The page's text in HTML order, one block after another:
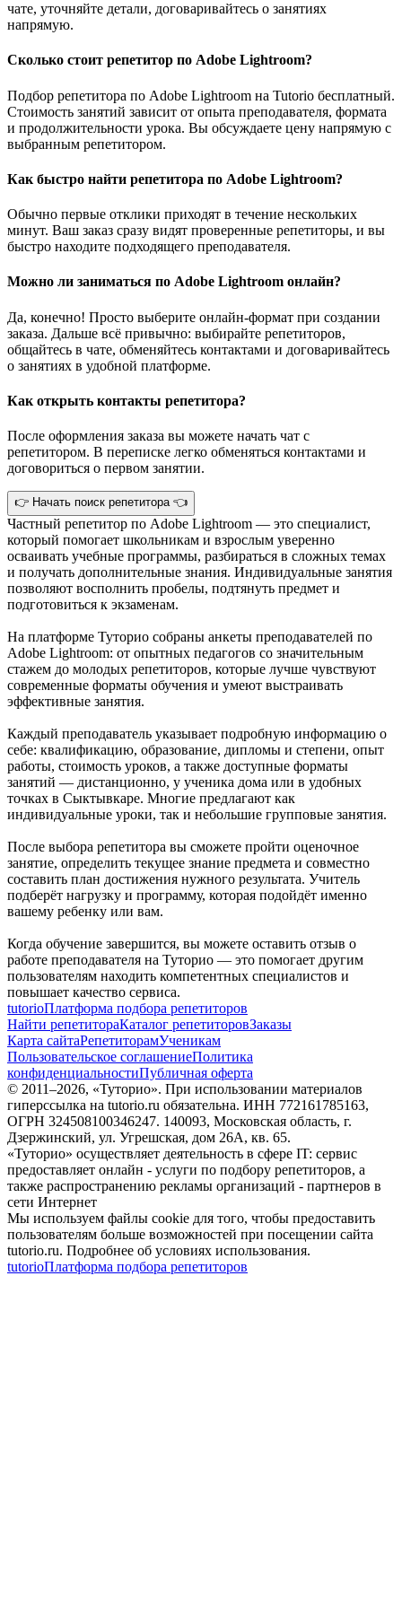
чате, уточняйте детали, договаривайтесь о занятиях
напрямую.
Сколько стоит репетитор по Adobe Lightroom?
Подбор репетитора по Adobe Lightroom на Tutorio бесплатный.
Стоимость занятий зависит от опыта преподавателя, формата
и продолжительности урока. Вы обсуждаете цену напрямую с
выбранным репетитором.
Как быстро найти репетитора по Adobe Lightroom?
Обычно первые отклики приходят в течение нескольких
минут. Ваш заказ сразу видят проверенные репетиторы, и вы
быстро находите подходящего преподавателя.
Можно ли заниматься по Adobe Lightroom онлайн?
Да, конечно! Просто выберите онлайн-формат при создании
заказа. Дальше всё привычно: выбирайте репетиторов,
общайтесь в чате, обменяйтесь контактами и договаривайтесь
о занятиях в удобной платформе.
Как открыть контакты репетитора?
После оформления заказа вы можете начать чат с
репетитором. В переписке легко обменяться контактами и
договориться о первом занятии.
👉 Начать поиск репетитора 👈
Частный репетитор по Adobe Lightroom — это специалист,
который помогает школьникам и взрослым уверенно
осваивать учебные программы, разбираться в сложных темах
и получать дополнительные знания. Индивидуальные занятия
позволяют восполнить пробелы, подтянуть предмет и
подготовиться к экзаменам.
На платформе Туторио собраны анкеты преподавателей по
Adobe Lightroom: от опытных педагогов со значительным
стажем до молодых репетиторов, которые лучше чувствуют
современные форматы обучения и умеют выстраивать
эффективные занятия.
Каждый преподаватель указывает подробную информацию о
себе: квалификацию, образование, дипломы и степени, опыт
работы, стоимость уроков, а также доступные форматы
занятий — дистанционно, у ученика дома или в удобных
точках в Сыктывкаре. Многие предлагают как
индивидуальные уроки, так и небольшие групповые занятия.
После выбора репетитора вы сможете пройти оценочное
занятие, определить текущее знание предмета и совместно
составить план достижения нужного результата. Учитель
подберёт нагрузку и программу, которая подойдёт именно
вашему ребенку или вам.
Когда обучение завершится, вы можете оставить отзыв о
работе преподавателя на Туторио — это помогает другим
пользователям находить компетентных специалистов и
повышает качество сервиса.
tutorioПлатформа подбора репетиторов
Найти репетитораКаталог репетиторовЗаказы
Карта сайтаРепетиторамУченикам
Пользовательское соглашениеПолитика
конфиденциальностиПубличная оферта
© 2011–2026, «Туторио». При использовании материалов
гиперссылка на tutorio.ru обязательна. ИНН 772161785163,
ОГРН 324508100346247. 140093, Московская область, г.
Дзержинский, ул. Угрешская, дом 26А, кв. 65.
«Туторио» осуществляет деятельность в сфере IT: сервис
предоставляет онлайн - услуги по подбору репетиторов, а
также распространению рекламы организаций - партнеров в
сети Интернет
Мы используем файлы cookie для того, чтобы предоставить
пользователям больше возможностей при посещении сайта
tutorio.ru. Подробнее об условиях использования.
tutorioПлатформа подбора репетиторов